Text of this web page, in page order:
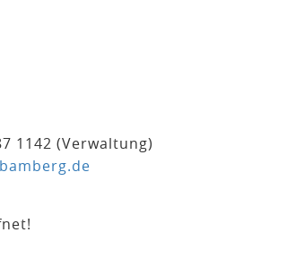
1142 (Verwaltung)